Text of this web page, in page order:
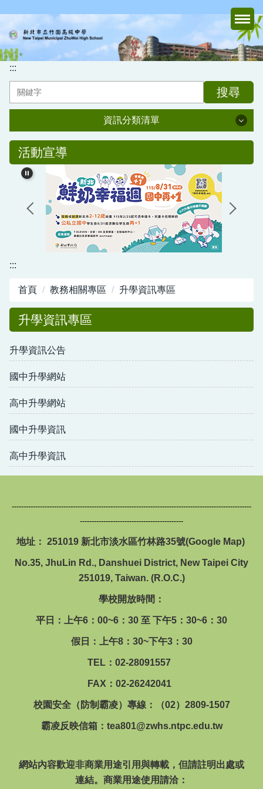
主
要
內
容
:::
搜尋
資訊分類清單
資訊分類清單
認識竹中
行政處室
家長會
媒體報導專區
正常教學專區
教務相關專區
輔導活動專區
學生事務專區
衛生健康專區
體育組專區
會計專區
活動宣導
:::
首頁 教務相關專區 升學資訊專區
升學資訊專區
升學資訊公告
國中升學網站
高中升學網站
國中升學資訊
高中升學資訊
------------------------------------------------------------------------------------------------------
--------------------------------------------
地址： 251019 新北市淡水區竹林路35號(Google Map)
No.35, JhuLin Rd., Danshuei District, New Taipei City
251019, Taiwan. (R.O.C.)
學校開放時間：
平日：上午6：00~6：30 至 下午5：30~6：30
假日：上午8：30~下午3：30
TEL：02-28091557
FAX：02-26242041
校園安全（防制霸凌）專線：（02）2809-1507
霸凌反映信箱： tea801@zwhs.ntpc.edu.tw
網站內容歡迎非商業用途引用與轉載，但請註明出處或
連結。商業用途使用請洽：